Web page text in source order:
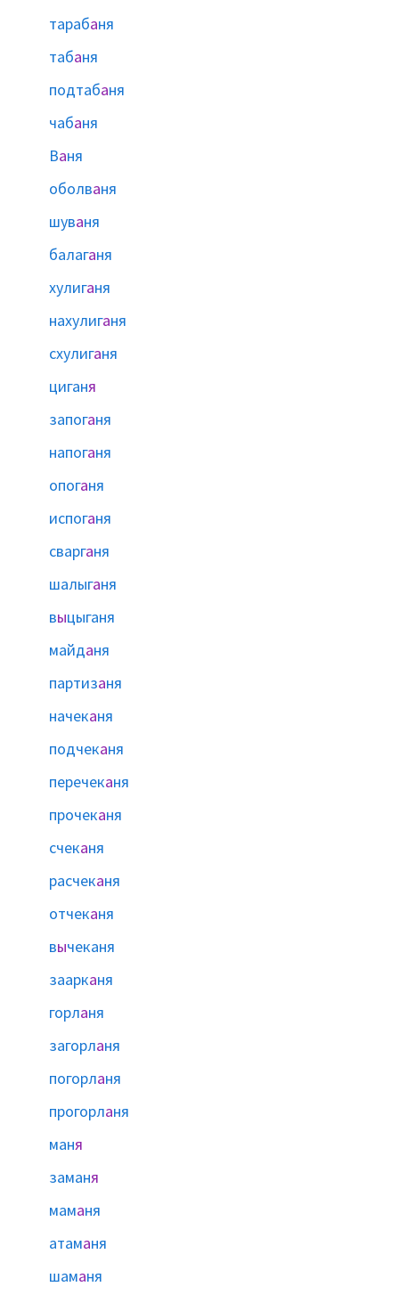
тарабаня
табаня
подтабаня
чабаня
Ваня
оболваня
шуваня
балаганя
хулиганя
нахулиганя
схулиганя
циганя
запоганя
напоганя
опоганя
испоганя
сварганя
шалыганя
выцыганя
майданя
партизаня
начеканя
подчеканя
перечеканя
прочеканя
счеканя
расчеканя
отчеканя
вычеканя
заарканя
горланя
загорланя
погорланя
прогорланя
маня
заманя
маманя
атаманя
шаманя